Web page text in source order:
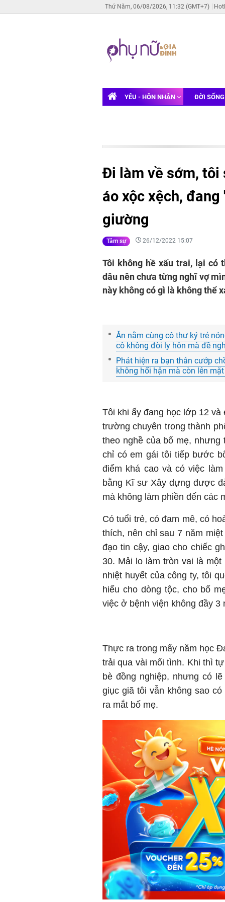
Thứ Năm, 06/08/2026, 11:32 (GMT+7)
YÊU - HÔN NHÂN ĐỜI
Đi làm về sớm, tôi
áo xộc xệch,
giường
Tâm sự 26/12/2022 15:07
Tôi không hề xấu trai, lại có
dâu nên chưa từng nghĩ vợ
này không có gì là không thể
Ăn nằm cùng cô thư ký trẻ
cô không đòi ly hôn mà đề
Phát hiện ra bạn thân cướp
không hối hận mà còn lên
Tôi khi ấy đang học lớp 12
trường chuyên trong thành
theo nghề của bố mẹ,
chỉ có em gái tôi tiếp bước
điểm khá cao và có việc
bằng Kĩ sư Xây dựng được
mà không làm phiền đến các
Có tuổi trẻ, có đam mê, có
thích, nên chỉ sau 7 năm
đạo tin cậy, giao cho chiếc
30. Mải lo làm tròn vai là
nhiệt huyết của công ty, tôi
hiếu cho dòng tộc, cho bố
việc ở bệnh viện không đầy
Thực ra trong mấy năm học
trải qua vài mối tình. Khi thì
bè đồng nghiệp, nhưng có
giục giã tôi vẫn không sao
ra mắt bố mẹ.